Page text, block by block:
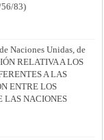
83)
Naciones Unidas, de
RELATIVA A LOS
A LAS
ENTRE LOS
LAS NACIONES